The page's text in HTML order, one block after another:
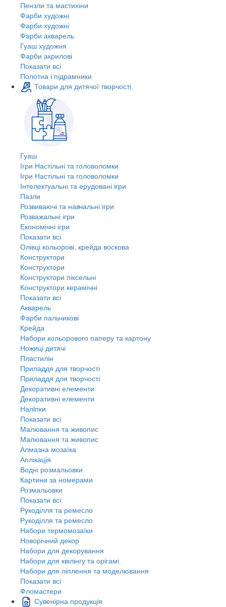
Пензли та мастихіни
Фарби художні
Фарби художні
Фарби акварель
Гуаш художня
Фарби акрилові
Показати всі
Полотна і підрамники
Товари для дитячої творчості
Гуаш
Ігри Настільні та головоломки
Ігри Настільні та головоломки
Інтелектуальні та ерудовані ігри
Пазли
Розвиваючі та навчальні ігри
Розважальні ігри
Економічні ігри
Показати всі
Олівці кольорові, крейда воскова
Конструктори
Конструктори
Конструктори піксельні
Конструктори керамічні
Показати всі
Акварель
Фарби пальчикові
Крейда
Набори кольорового паперу та картону
Ножиці дитячі
Пластилін
Приладдя для творчості
Приладдя для творчості
Декоративні елементи
Декоративні елементи
Налiпки
Показати всі
Малювання та живопис
Малювання та живопис
Алмазна мозаїка
Аплікація
Водні розмальовки
Картини за номерами
Розмальовки
Показати всі
Рукоділля та ремесло
Рукоділля та ремесло
Набори термомозаїки
Новорічний декор
Набори для декорування
Набори для квілінгу та орігамі
Набори для ліплення та моделювання
Показати всі
Фломастери
Сувенірна продукція